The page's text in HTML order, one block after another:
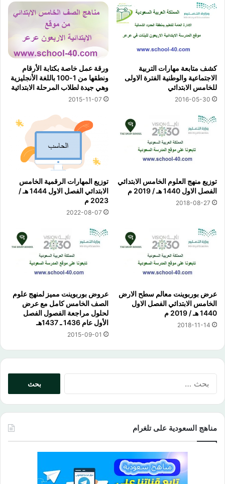
كشف متابعة مهارات التربية
الاجتماعية والوطنية الفترة الاولى
للخامس الابتدائي
2016-05-30
ورقة عمل خاصة بكتابة الأرقام
ونطقها من 1-100 باللغة الأنجليزية
وهي جيدة لطلاب المرحلة الابتدائية
2015-11-07
توزيع منهج العلوم الخامس الابتدائي
الفصل الاول 1440 هـ / 2019 م
2018-08-27
توزيع المهارات الرقمية الخامس
الابتدائي الفصل الاول 1444 هـ /
2023 م
2022-08-07
عرض بوربوينت معالم سطح الارض
الخامس الابتدائي الفصل الاول
1440 هـ / 2019 م
2018-11-14
عروض بوربوينت مميز لمنهج علوم
الصف الخامس كامل مع عرض
لحلول مراجعة الفصول الفصل
الأول عام 1436 ـ 1437هـ
2015-09-01
مناهج السعودية على تلغرام